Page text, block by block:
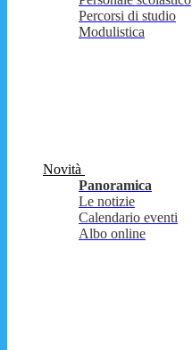
Percorsi di studio
Modulistica
Novità
Panoramica
Le notizie
Calendario eventi
Albo online